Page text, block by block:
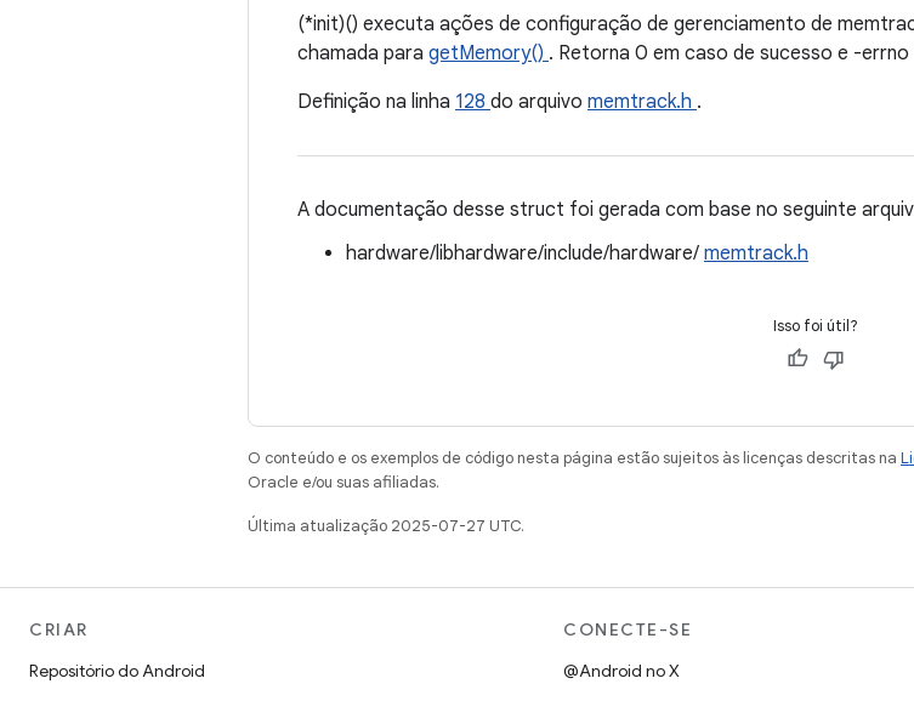
(*init)() executa ações de configuração de gerenciamento de
chamada para getMemory() . Retorna 0 em caso de sucesso e -
Definição na linha 128 do arquivo memtrack.h .
A documentação desse struct foi gerada com base no seguinte
hardware/libhardware/include/hardware/ memtrack.h
Isso foi útil?
O conteúdo e os exemplos de código nesta página estão sujeitos às licenças descritas na
Oracle e/ou suas afiliadas.
Última atualização 2025-07-27 UTC.
CRIAR
Repositório do Android
CONECTE-SE
@Android no X